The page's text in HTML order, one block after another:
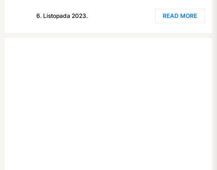
6. Listopada 2023. READ MORE